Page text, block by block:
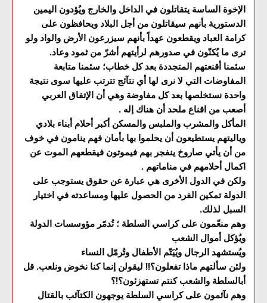
الإخوة الساسة يتقاتلون في الداخل والخارج ويُؤدون اليمين
الدستورية بأنهم سيقاتلون من أجل البلاد ويحافظون على
كرامة العباد ويقطعون عهداً بأنهم سيزرعون الأرض والواد ولو
ترى ما يُكنّون في صدورهم لرأيتهم أشرّ من ثمود وعاد.
سئمنا أقنعتهم المتجددة بعد كل خطاب؛ سئمنا متابعة
المفاوضات التي لا نرى لها أي نتآئج تترتب عليها سوى نتيجة
واحدة نستخلصها بعد كل مفاوضة وهي أن الإتفاق العربي
أصعب من اقناع ملحد أن هناك إله .
المأكل والمشرب والملبس والمسكن أكبر أحلام أبناء بلادي
وياليتهم يستطيعون أن يحلموا بها بأمان فهم ينامون في خوف
من أن يأتي صاروخ ينفجر بهم فيموتون فيقطعهم الموت عن
اكمال أحلامهم في مناماتهم .
ولكن في الدول الأخرى هي عبارة عن حقوق يستوجب على
الدولة تمكين الفرد من الحصول عليها ومساعدته في اختيار
السبل لذلك.
وهم منعّمون على كراسي السلطة ؛ تُدمّر مؤوسسات الدولة
ويُؤكل أموال الشعب
ويُستشهد الرجال ويُيَتّم الأطفال وتُرمّل النساء
ولئن سألتهم ماذا تفعلون؟!! ليقولن إنما كنا نخوض ونلعب. قل
أبالسلطة والشعب كنتم تستهزئون؟!؟
وهم نآئمون على كراسي السلطة يوجهون الكتآئب بالقتال